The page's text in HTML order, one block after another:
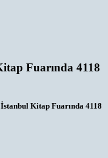
Fuarında 4118
Kitap Fuarında 4118